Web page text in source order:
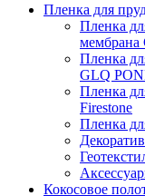
Пленка для
Пленка
мембрана
Пленка
GLQ
Пленка
Firestone
Пленка
Кокосовое